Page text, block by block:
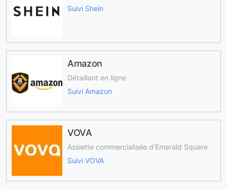
Suivi Shein
Amazon
Détaillant en ligne
Suivi Amazon
VOVA
Assiette commercialisée d'Emerald Square
Suivi VOVA